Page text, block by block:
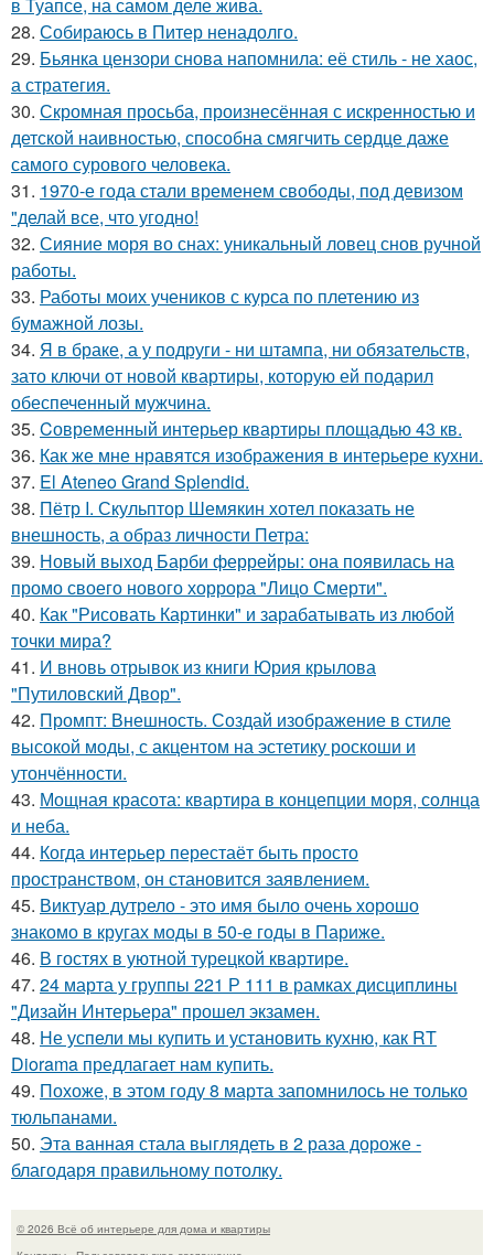
в Туапсе, на самом деле жива.
28. Собираюсь в Питер ненадолго.
29. Бьянка цензори снова напомнила: её стиль - не хаос,
а стратегия.
30. Скромная просьба, произнесённая с искренностью и
детской наивностью, способна смягчить сердце даже
самого сурового человека.
31. 1970-е года стали временем свободы, под девизом
"делай все, что угодно!
32. Сияние моря во снах: уникальный ловец снов ручной
работы.
33. Работы моих учеников с курса по плетению из
бумажной лозы.
34. Я в браке, а у подруги - ни штампа, ни обязательств,
зато ключи от новой квартиры, которую ей подарил
обеспеченный мужчина.
35. Cовременный интерьер квартиры площадью 43 кв.
36. Как же мне нравятся изображения в интерьере кухни.
37. El Ateneo Grand Splendid.
38. Пётр I. Скульптор Шемякин хотел показать не
внешность, а образ личности Петра:
39. Новый выход Барби феррейры: она появилась на
промо своего нового хоррора "Лицо Смерти".
40. Как "Рисовать Картинки" и зарабатывать из любой
точки мира?
41. И вновь отрывок из книги Юрия крылова
"Путиловский Двор".
42. Промпт: Внешность. Создай изображение в стиле
высокой моды, с акцентом на эстетику роскоши и
утончённости.
43. Мощная красота: квартира в концепции моря, солнца
и неба.
44. Когда интерьер перестаёт быть просто
пространством, он становится заявлением.
45. Виктуар дутрело - это имя было очень хорошо
знакомо в кругах моды в 50-е годы в Париже.
46. В гостях в уютной турецкой квартире.
47. 24 марта у группы 221 Р 111 в рамках дисциплины
"Дизайн Интерьера" прошел экзамен.
48. Не успели мы купить и установить кухню, как RT
Diorama предлагает нам купить.
49. Похоже, в этом году 8 марта запомнилось не только
тюльпанами.
50. Эта ванная стала выглядеть в 2 раза дороже -
благодаря правильному потолку.
© 2026 Всё об интерьере для дома и квартиры